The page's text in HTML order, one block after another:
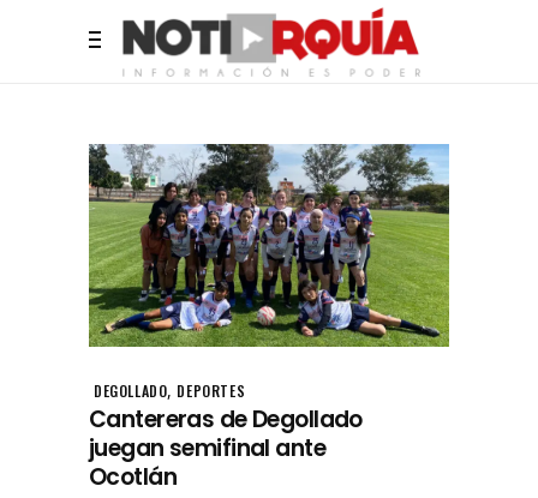
DEGOLLADO, DEPORTES
Cantereras de Degollado
juegan semifinal ante
Ocotlán